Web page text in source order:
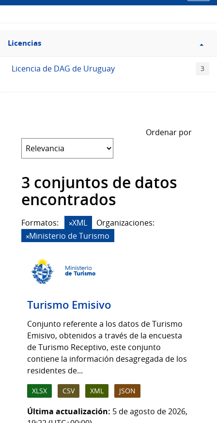
Filtro
Licencias
Licencias
Licencia de DAG de Uruguay 3
Ordenar por
3 conjuntos de datos
encontrados
Formatos: XML
Organizaciones:
Ministerio de Turismo
Turismo Emisivo
Conjunto referente a los datos de Turismo
Emisivo, obtenidos a través de la encuesta
de Turismo Receptivo, este conjunto
contiene la información desagregada de los
residentes de...
XLSX CSV XML JSON
Última actualización: 5 de agosto de 2026,